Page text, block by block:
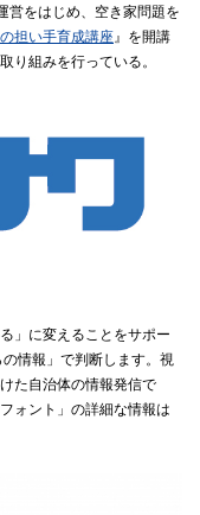
営をはじめ、空き家問題を
担い手育成講座 』を開講
り組みを行っている。
」に変えることをサポー
情報」で判断します。視
た自治体の情報発信で
ォント」の詳細な情報は